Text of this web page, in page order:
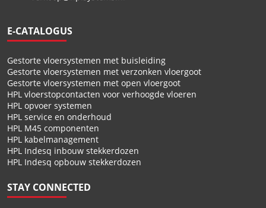
E-CATALOGUS
Gestorte vloersystemen met buisleiding
Gestorte vloersystemen met verzonken vloergoot
Gestorte vloersystemen met open vloergoot
HPL vloerstopcontacten voor verhoogde vloeren
HPL opvoer systemen
HPL service en onderhoud
HPL M45 componenten
HPL kabelmanagement
HPL Indesq inbouw stekkerdozen
HPL Indesq opbouw stekkerdozen
STAY CONNECTED